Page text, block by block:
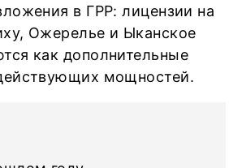
в ГРР: лицензии на
Ожерелье и Ыканское
как дополнительные
мощностей.